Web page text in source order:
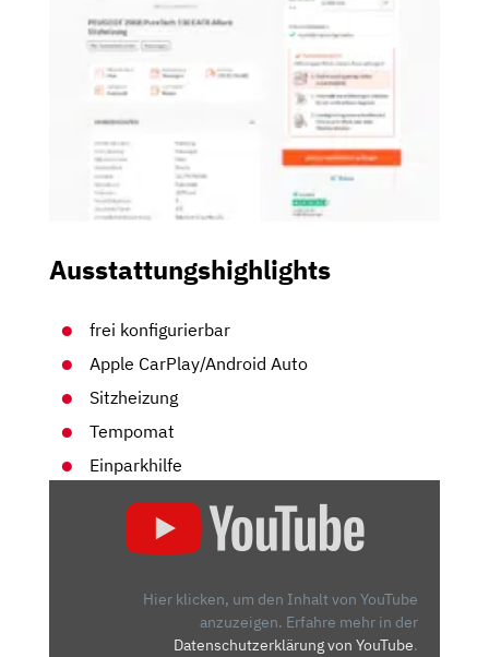
Ausstattungshighlights
frei konfigurierbar
Apple CarPlay/Android Auto
Sitzheizung
Tempomat
Einparkhilfe
Hier klicken, um den Inhalt von YouTube
anzuzeigen. Erfahre mehr in der
Datenschutzerklärung von YouTube.